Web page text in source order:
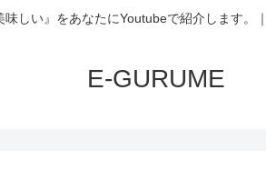
味しい』をあなたにYoutubeで紹介します。
E-GURUME